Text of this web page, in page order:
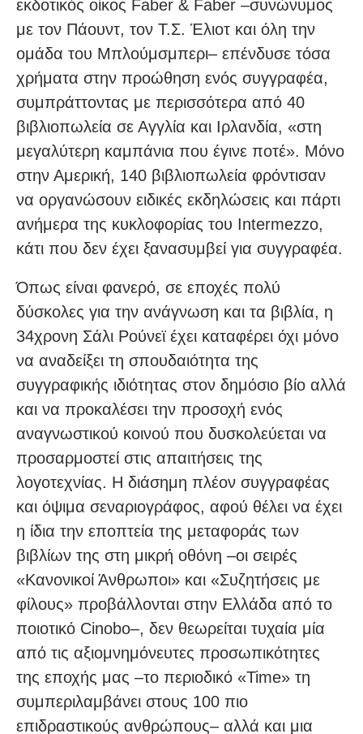
εκδοτικός οίκος Faber & Faber –συνώνυμος
με τον Πάουντ, τον Τ.Σ. Έλιοτ και όλη την
ομάδα του Μπλούμσμπερι– επένδυσε τόσα
χρήματα στην προώθηση ενός συγγραφέα,
συμπράττοντας με περισσότερα από 40
βιβλιοπωλεία σε Αγγλία και Ιρλανδία, «στη
μεγαλύτερη καμπάνια που έγινε ποτέ». Μόνο
στην Αμερική, 140 βιβλιοπωλεία φρόντισαν
να οργανώσουν ειδικές εκδηλώσεις και πάρτι
ανήμερα της κυκλοφορίας του Intermezzo,
κάτι που δεν έχει ξανασυμβεί για συγγραφέα.
Όπως είναι φανερό, σε εποχές πολύ
δύσκολες για την ανάγνωση και τα βιβλία, η
34χρονη Σάλι Ρούνεϊ έχει καταφέρει όχι μόνο
να αναδείξει τη σπουδαιότητα της
συγγραφικής ιδιότητας στον δημόσιο βίο αλλά
και να προκαλέσει την προσοχή ενός
αναγνωστικού κοινού που δυσκολεύεται να
προσαρμοστεί στις απαιτήσεις της
λογοτεχνίας. Η διάσημη πλέον συγγραφέας
και όψιμα σεναριογράφος, αφού θέλει να έχει
η ίδια την εποπτεία της μεταφοράς των
βιβλίων της στη μικρή οθόνη –οι σειρές
«Κανονικοί Άνθρωποι» και «Συζητήσεις με
φίλους» προβάλλονται στην Ελλάδα από το
ποιοτικό Cinobo–, δεν θεωρείται τυχαία μία
από τις αξιομνημόνευτες προσωπικότητες
της εποχής μας –το περιοδικό «Time» τη
συμπεριλαμβάνει στους 100 πιο
επιδραστικούς ανθρώπους– αλλά και μια